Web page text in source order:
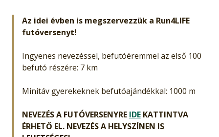
Az idei évben is megszervezzük a Run4LIFE
futóversenyt!
Ingyenes nevezéssel, befutóéremmel az első 100
befutó részére: 7 km
Minitáv gyerekeknek befutóajándékkal: 1000 m
NEVEZÉS A FUTÓVERSENYRE IDEKATTINTVA
ÉRHETŐ EL. NEVEZÉS A HELYSZÍNEN IS